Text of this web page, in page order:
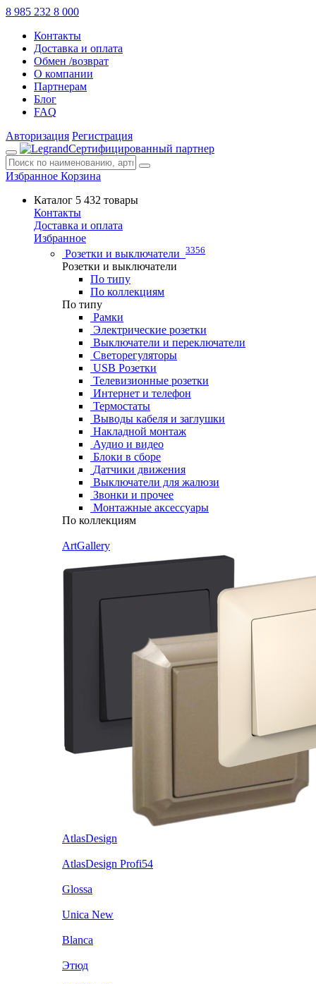
8 985 232 8 000
Контакты
Доставка и оплата
Обмен /возврат
О компании
Партнерам
Блог
FAQ
Авторизация Регистрация
Сертифицированный партнер
Избранное Корзина
Каталог 5 432 товары
Контакты
Доставка и оплата
Избранное
Розетки и выключатели 3356
Розетки и выключатели
По типу
По коллекциям
По типу
Рамки
Электрические розетки
Выключатели и переключатели
Светорегуляторы
USB Розетки
Телевизионные розетки
Интернет и телефон
Термостаты
Выводы кабеля и заглушки
Накладной монтаж
Аудио и видео
Блоки в сборе
Датчики движения
Выключатели для жалюзи
Звонки и прочее
Монтажные аксессуары
По коллекциям
ArtGallery
AtlasDesign
AtlasDesign Profi54
Glossa
Unica New
Blanca
Этюд